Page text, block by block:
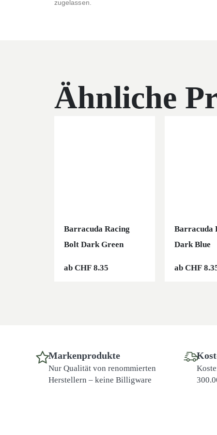
zugelassen.
Ähnliche
Barracuda Racing
Bolt Dark Green
ab CHF 8.35
Barracuda
Dark Blue
ab CHF
Markenprodukte
Nur Qualität von renommierten
Herstellern – keine Billigware